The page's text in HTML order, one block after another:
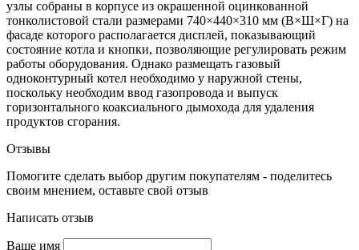
узлы собраны в корпусе из окрашенной оцинкованной
тонколистовой стали размерами 740×440×310 мм (В×Ш×Г) на
фасаде которого располагается дисплей, показывающий
состояние котла и кнопки, позволяющие регулировать режим
работы оборудования. Однако размещать газовый
одноконтурный котел необходимо у наружной стены,
поскольку необходим ввод газопровода и выпуск
горизонтального коаксиального дымохода для удаления
продуктов сгорания.
Отзывы
Помогите сделать выбор другим покупателям - поделитесь
своим мнением, оставьте свой отзыв
Написать отзыв
Ваше имя